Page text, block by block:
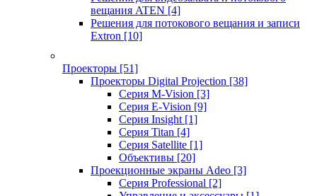
вещания ATEN [4]
Решения для потокового вещания и записи
Extron [10]
Проекторы [51]
Проекторы Digital Projection [38]
Серия M-Vision [3]
Серия E-Vision [9]
Серия Insight [1]
Серия Titan [4]
Серия Satellite [1]
Объективы [20]
Проекционные экраны Adeo [3]
Серия Professional [2]